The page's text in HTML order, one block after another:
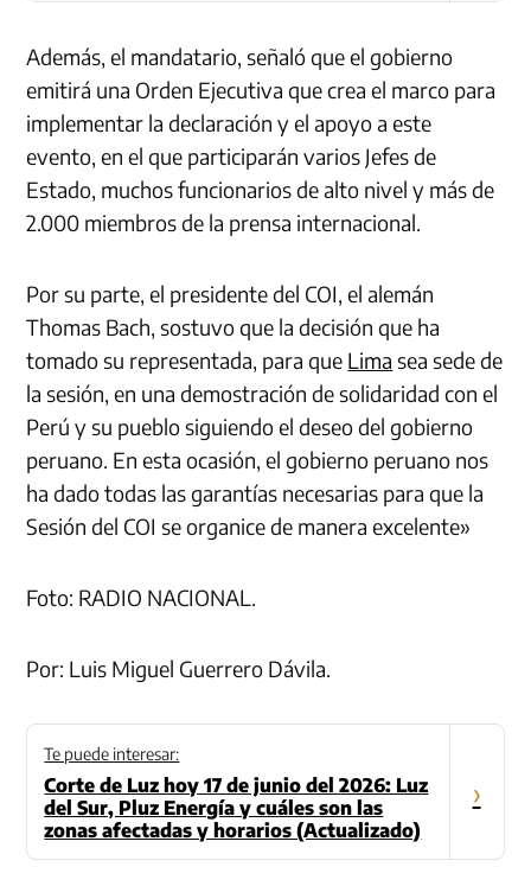
Además, el mandatario, señaló que el gobierno
emitirá una Orden Ejecutiva que crea el marco para
implementar la declaración y el apoyo a este
evento, en el que participarán varios Jefes de
Estado, muchos funcionarios de alto nivel y más de
2.000 miembros de la prensa internacional.
Por su parte, el presidente del COI, el alemán
Thomas Bach, sostuvo que la decisión que ha
tomado su representada, para que Lima sea sede de
la sesión, en una demostración de solidaridad con el
Perú y su pueblo siguiendo el deseo del gobierno
peruano. En esta ocasión, el gobierno peruano nos
ha dado todas las garantías necesarias para que la
Sesión del COI se organice de manera excelente»
Foto: RADIO NACIONAL.
Por: Luis Miguel Guerrero Dávila.
Te puede interesar:
Corte de Luz hoy 17 de junio del 2026: Luz
del Sur, Pluz Energía y cuáles son las
zonas afectadas y horarios (Actualizado)
›